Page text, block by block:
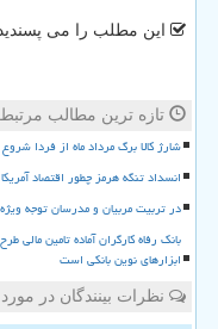
این مطلب را می
تازه ترین مطالب مرتبط
شارژ کالا برگ مرداد ماه از فردا
انسداد تنگه هرمز چطور اقتصاد
در تربیت مربیان و مدرسان توجه
بانک رفاه کارگران آماده تامین
ابزارهای نوین بانکی است
نظرات بینندگان در